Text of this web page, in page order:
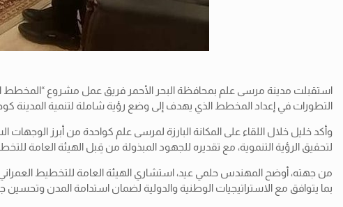
استقبلت مدينة مرسى علم بمحافظة البحر الأحمر فريق عمل مشروع “المخطط
التطورات في إعداد المخطط الذي يهدف إلى وضع رؤية شاملة لتنمية المدينة
وأكد خليل خلال اللقاء على المكانة البارزة لمرسى علم كواحدة من أبرز الوجهات
لتحقيق الرؤية التنموية، مع تقديره للجهود المبذولة من قِبل الهيئة العامة
من جهته، أوضح المهندس حلمي عيد، استشاري الهيئة العامة للتخطيط العمراني،
بما يتوافق مع الاستراتيجيات الوطنية والدولية لضمان استدامة المدن وتحسين